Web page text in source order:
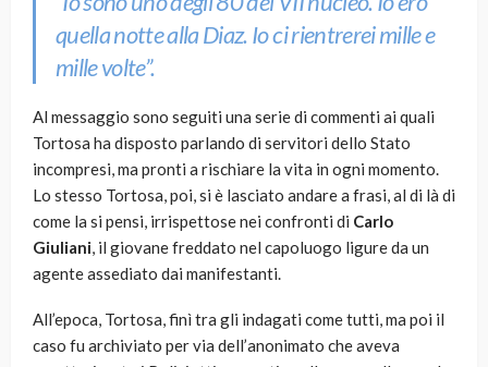
quella notte alla Diaz. Io ci rientrerei mille e
mille volte”.
Al messaggio sono seguiti una serie di commenti ai quali
Tortosa ha disposto parlando di servitori dello Stato
incompresi, ma pronti a rischiare la vita in ogni momento.
Lo stesso Tortosa, poi, si è lasciato andare a frasi, al di là di
come la si pensi, irrispettose nei confronti di Carlo
Giuliani, il giovane freddato nel capoluogo ligure da un
agente assediato dai manifestanti.
All’epoca, Tortosa, finì tra gli indagati come tutti, ma poi il
caso fu archiviato per via dell’anonimato che aveva